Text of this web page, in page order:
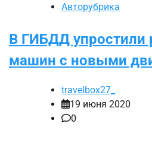
Авторубрика
В ГИБДД упростили
машин с новыми
travelbox27_
19 июня 2020
0